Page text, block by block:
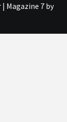
| Magazine 7 by